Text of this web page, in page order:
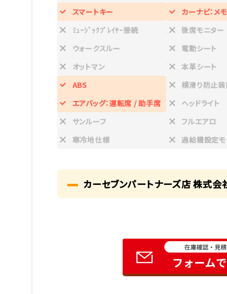
スマートキー
カーナビ：メ
ﾐｭｰｼﾞｯｸﾌﾟﾚｲﾔｰ接続
後席モニター
ウォークスルー
電動シート
オットマン
本革シート
ABS
横滑り防止
エアバッグ：運転席 / 助手席
ヘッドライト
サンルーフ
フルエアロ
寒冷地仕様
過給機設定
カーセブンパートナーズ店 株式会